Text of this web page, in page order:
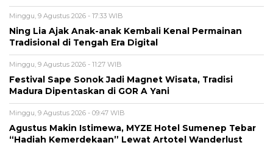
Minggu, 9 Agustus 2026 - 17:33 WIB
Ning Lia Ajak Anak-anak Kembali Kenal Permainan
Tradisional di Tengah Era Digital
Minggu, 9 Agustus 2026 - 11:27 WIB
Festival Sape Sonok Jadi Magnet Wisata, Tradisi
Madura Dipentaskan di GOR A Yani
Minggu, 9 Agustus 2026 - 09:47 WIB
Agustus Makin Istimewa, MYZE Hotel Sumenep Tebar
“Hadiah Kemerdekaan” Lewat Artotel Wanderlust